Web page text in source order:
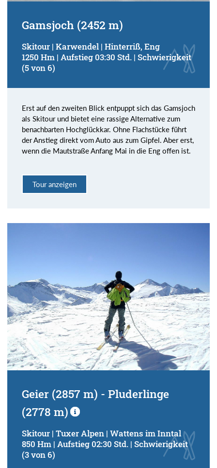
Gamsjoch (2452 m)
Skitour | Karwendel | Hinterriß, Eng
1250 Hm | Aufstieg 03:30 Std. | Schwierigkeit
(5 von 6)
Erst auf den zweiten Blick entpuppt sich das Gamsjoch
als Skitour und bietet eine rassige Alternative zum
benachbarten Hochglückkar. Ohne Flachstücke führt
der Anstieg direkt vom Auto aus zum Gipfel. Aber erst,
wenn die Mautstraße Anfang Mai in die Eng offen ist.
Tour anzeigen
Geier (2857 m) - Pluderlinge
(2778 m)
Skitour | Tuxer Alpen | Wattens im Inntal
850 Hm | Aufstieg 02:30 Std. | Schwierigkeit
(3 von 6)